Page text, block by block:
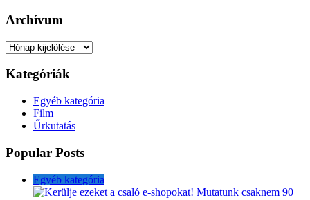
Archívum
Archívum
Kategóriák
Egyéb kategória
Film
Űrkutatás
Popular Posts
Egyéb kategória